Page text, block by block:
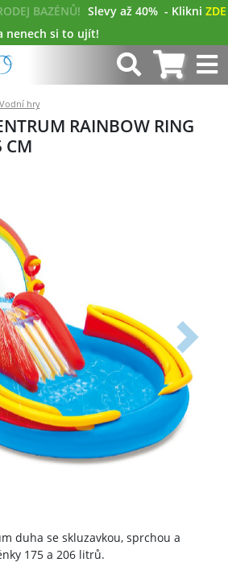
BAZÉNŮ! Slevy až 40% - Klikni ZDE
nenech si to ujít!
Vodní hry
RAINBOW RING
CM
Další
duha se skluzavkou, sprchou a
175 a 206 litrů.